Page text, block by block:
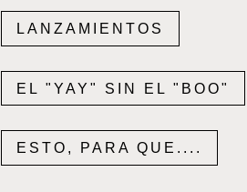
LANZAMIENTOS
EL "YAY" SIN EL "BOO"
ESTO, PARA QUE....